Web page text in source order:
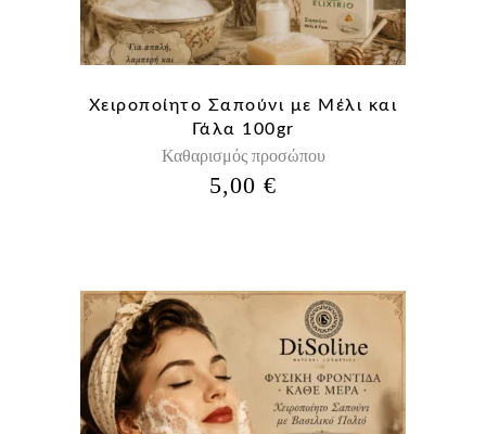
Χειροποίητο Σαπούνι με Μέλι και
Γάλα 100gr
Καθαρισμός προσώπου
5,00€